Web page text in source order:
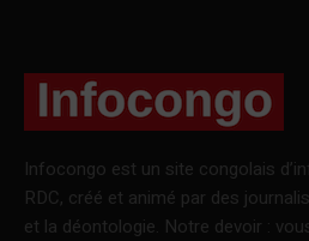
Infocongo est un site congolais
RDC, créé et animé par des
et la déontologie. Notre devoir :